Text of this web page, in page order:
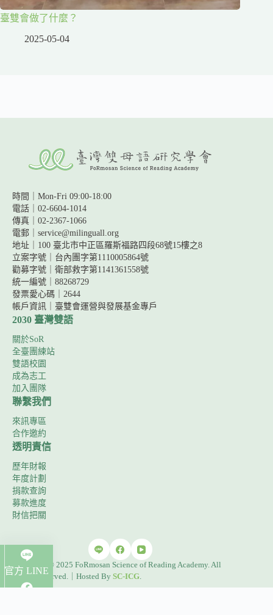
臺雙會做了什麼？
2025-05-04
時間｜Mon-Fri 09:00-18:00
電話｜02-6604-1014
傳真｜02-2367-1066
電郵｜service@milinguall.org
地址｜100 臺北市中正區羅斯福路四段68號15樓之8
立案字號｜台內團字第1110005864號
勸募字號｜ 衛部救字第1141361558號
統一編號｜88268729
發票愛心碼｜2644
帳戶資訊｜ 臺雙會運營與發展基金專戶
2030 臺灣雙語
關於SoR
全臺團練站
雙語校園
成為志工
加入團隊
聯繫我們
來訊專區
合作邀約
透明責信
歷年財報
年度計劃
捐款查詢
募款進度
財信把關
Copyright © 2025 FoRmosan Science of Reading Academy. All
Rights Reserved.｜Hosted By SC-ICG.
官方 LINE